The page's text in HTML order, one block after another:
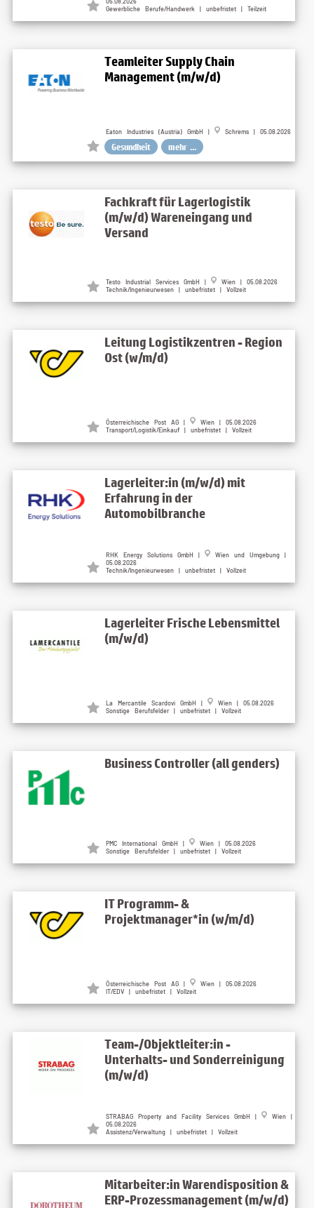
Gewerbliche Berufe/Handwerk | unbefristet | Teilzeit
Teamleiter Supply Chain
Management (m/w/d)
Eaton Industries (Austria) GmbH | Schrems | 05.08.2026
Gesundheit mehr ...
Fachkraft für Lagerlogistik
(m/w/d) Wareneingang und
Versand
Testo Industrial Services GmbH |
Wien | 05.08.2026
Technik/Ingenieurwesen | unbefristet | Vollzeit
Leitung Logistikzentren - Region
Ost (w/m/d)
Österreichische Post AG |
Wien | 05.08.2026
Transport/Logistik/Einkauf | unbefristet | Vollzeit
Lagerleiter:in (m/w/d) mit
Erfahrung in der
Automobilbranche
RHK Energy Solutions GmbH |
Wien und Umgebung |
05.08.2026
Technik/Ingenieurwesen | unbefristet | Vollzeit
Lagerleiter Frische Lebensmittel
(m/w/d)
La Mercantile Scardovi GmbH |
Wien | 05.08.2026
Sonstige Berufsfelder | unbefristet | Vollzeit
Business Controller (all genders)
PMC International GmbH |
Wien | 05.08.2026
Sonstige Berufsfelder | unbefristet | Vollzeit
IT Programm- &
Projektmanager*in (w/m/d)
Österreichische Post AG |
Wien | 05.08.2026
IT/EDV | unbefristet | Vollzeit
Team-/Objektleiter:in -
Unterhalts- und Sonderreinigung
(m/w/d)
STRABAG Property and Facility Services GmbH |
Wien |
05.08.2026
Assistenz/Verwaltung | unbefristet | Vollzeit
Mitarbeiter:in Warendisposition &
ERP-Prozessmanagement (m/w/d)